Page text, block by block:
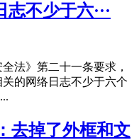
不少于六···
法》第二十一条要求，
的网络日志不少于六个
去掉了外框和文